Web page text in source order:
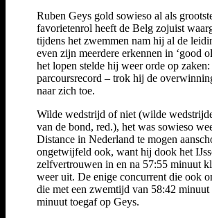
Ruben Geys gold sowieso al als
favorietenrol heeft de Belg zojuist
tijdens het zwemmen nam hij al de
even zijn meerdere erkennen in ‘good
het lopen stelde hij weer orde op
parcoursrecord – trok hij de
naar zich toe.
Wilde wedstrijd of niet (wilde
van de bond, red.), het was sowieso
Distance in Nederland te mogen
ongetwijfeld ook, want hij dook het
zelfvertrouwen in en na 57:55 minuut
weer uit. De enige concurrent die ook
die met een zwemtijd van 58:42 minuut
minuut toegaf op Geys.